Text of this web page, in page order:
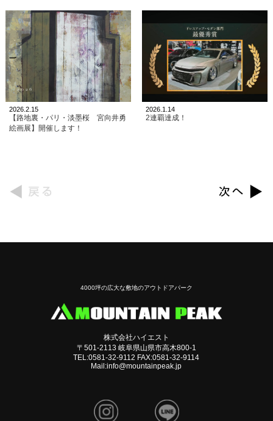
2026.2.15
【路地裏・パリ・淡墨桜 宮向井勇
絵画展】開催します！
2026.1.14
2連覇達成！
4000坪の広大な敷地のアウトドアパーク
株式会社ハイエスト
〒501-2113 岐阜県山県市高木800-1
TEL:0581-32-9112 FAX:0581-32-9114
Mail:info@mountainpeak.jp